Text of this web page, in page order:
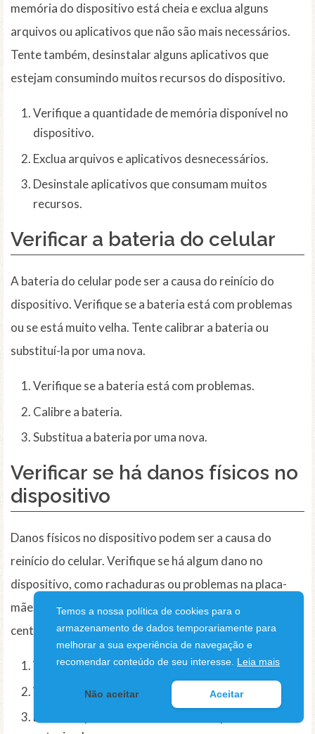
memória do dispositivo está cheia e exclua alguns
arquivos ou aplicativos que não são mais necessários.
Tente também, desinstalar alguns aplicativos que
estejam consumindo muitos recursos do dispositivo.
Verifique a quantidade de memória disponível no
dispositivo.
Exclua arquivos e aplicativos desnecessários.
Desinstale aplicativos que consumam muitos
recursos.
Verificar a bateria do celular
A bateria do celular pode ser a causa do reinício do
dispositivo. Verifique se a bateria está com problemas
ou se está muito velha. Tente calibrar a bateria ou
substituí-la por uma nova.
Verifique se a bateria está com problemas.
Calibre a bateria.
Substitua a bateria por uma nova.
Verificar se há danos físicos no
dispositivo
Danos físicos no dispositivo podem ser a causa do
reinício do celular. Verifique se há algum dano no
dispositivo, como rachaduras ou problemas na placa-
mãe. Se houver, é recomendável levar o dispositivo a um
centro de reparo autorizado.
Verifique se há danos físicos no dispositivo.
Verifique se há problemas na placa-mãe.
Leve o dispositivo a um centro de reparo
Temos a nossa política de cookies para o
armazenamento de dados temporariamente para
melhorar a sua experiência de navegação e
recomendar conteúdo de seu interesse. Leia mais
Não aceitar Aceitar